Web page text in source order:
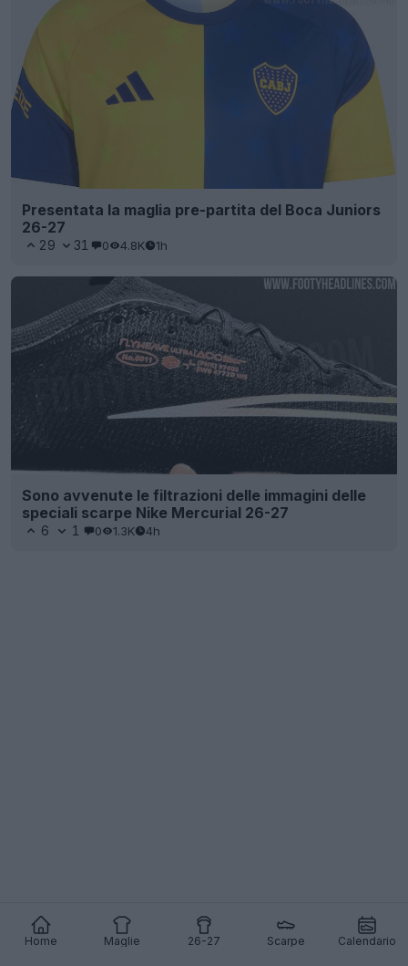
Home Maglie 26-27 Scarpe Calendario
Presentata la maglia pre-partita del Boca Juniors
26-27
29 31 0 4.8K 1h
Sono avvenute le filtrazioni delle immagini delle
speciali scarpe Nike Mercurial 26-27
6 1 0 1.3K 4h